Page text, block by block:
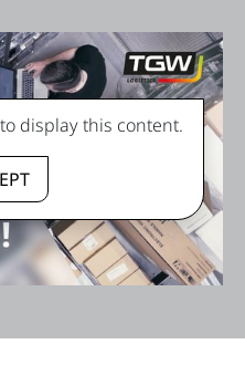
display this content.